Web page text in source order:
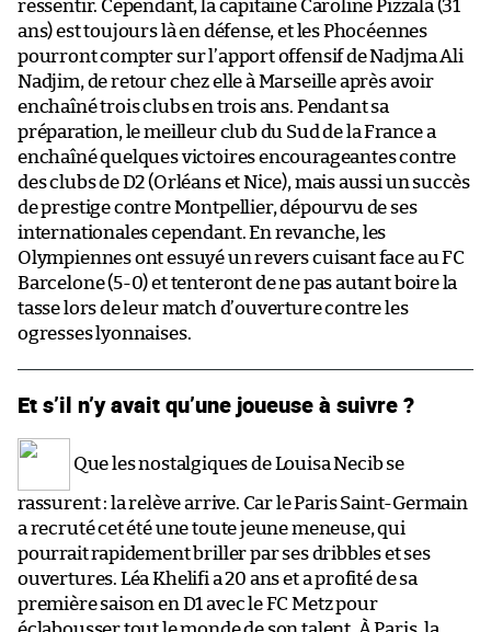
ressentir. Cependant, la capitaine Caroline Pizzala (31
ans) est toujours là en défense, et les Phocéennes
pourront compter sur l’apport offensif de Nadjma Ali
Nadjim, de retour chez elle à Marseille après avoir
enchaîné trois clubs en trois ans. Pendant sa
préparation, le meilleur club du Sud de la France a
enchaîné quelques victoires encourageantes contre
des clubs de D2 (Orléans et Nice), mais aussi un succès
de prestige contre Montpellier, dépourvu de ses
internationales cependant. En revanche, les
Olympiennes ont essuyé un revers cuisant face au FC
Barcelone (5-0) et tenteront de ne pas autant boire la
tasse lors de leur match d’ouverture contre les
ogresses lyonnaises.
Et s’il n’y avait qu’une joueuse à suivre ?
Que les nostalgiques de Louisa Necib se
rassurent : la relève arrive. Car le Paris Saint-Germain
a recruté cet été une toute jeune meneuse, qui
pourrait rapidement briller par ses dribbles et ses
ouvertures. Léa Khelifi a 20 ans et a profité de sa
première saison en D1 avec le FC Metz pour